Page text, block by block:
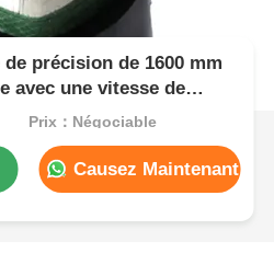
précision de 1600 mm
avec une vitesse de
Prix：Négociable
Causez Maintenant